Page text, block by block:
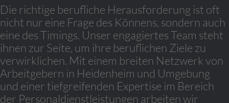
Die richtige berufliche Herausforderung ist oft
nicht nur eine Frage des Könnens, sondern auch
eine des Timings. Unser engagiertes Team steht
ihnen zur Seite, um ihre beruflichen Ziele zu
verwirklichen. Mit einem breiten Netzwerk von
Arbeitgebern in Heidenheim und Umgebung
und einer tiefgreifenden Expertise im Bereich
der Personaldienstleistungen arbeiten wir